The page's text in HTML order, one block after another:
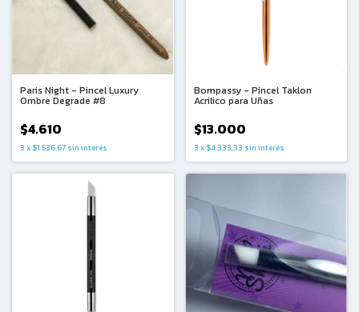
Paris Night - Pincel Luxury
Ombre Degrade #8
$4.610
3 x $1.536,67 sin interés
Bompassy - Pincel Taklon
Acrilico para Uñas
$13.000
3 x $4.333,33 sin interés